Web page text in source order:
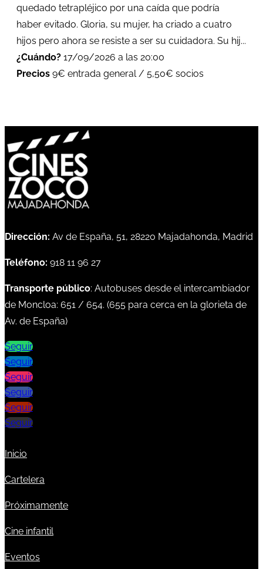
quedado tetrapléjico por una caída que podría
haber evitado. Gloria, su mujer, ha criado a cuatro
hijos pero ahora se resiste a ser su cuidadora. Su hij...
¿Cuándo? 17/09/2026 a las 20:00
Precios 9€ entrada general / 5,50€ socios
Dirección: Av de España, 51, 28220 Majadahonda, Madrid
Teléfono: 918 11 96 27
Transporte público: Autobuses desde el intercambiador
de Moncloa: 651 / 654. (655 para cerca en la glorieta de
Av. de España)
Seguir
Seguir
Seguir
Seguir
Seguir
Seguir
Inicio
Cartelera
Próximamente
Cine infantil
Eventos